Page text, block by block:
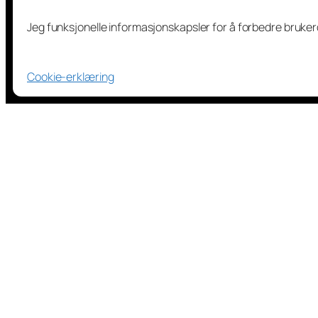
Jeg funksjonelle informasjonskapsler for å forbedre
Cookie-erklæring